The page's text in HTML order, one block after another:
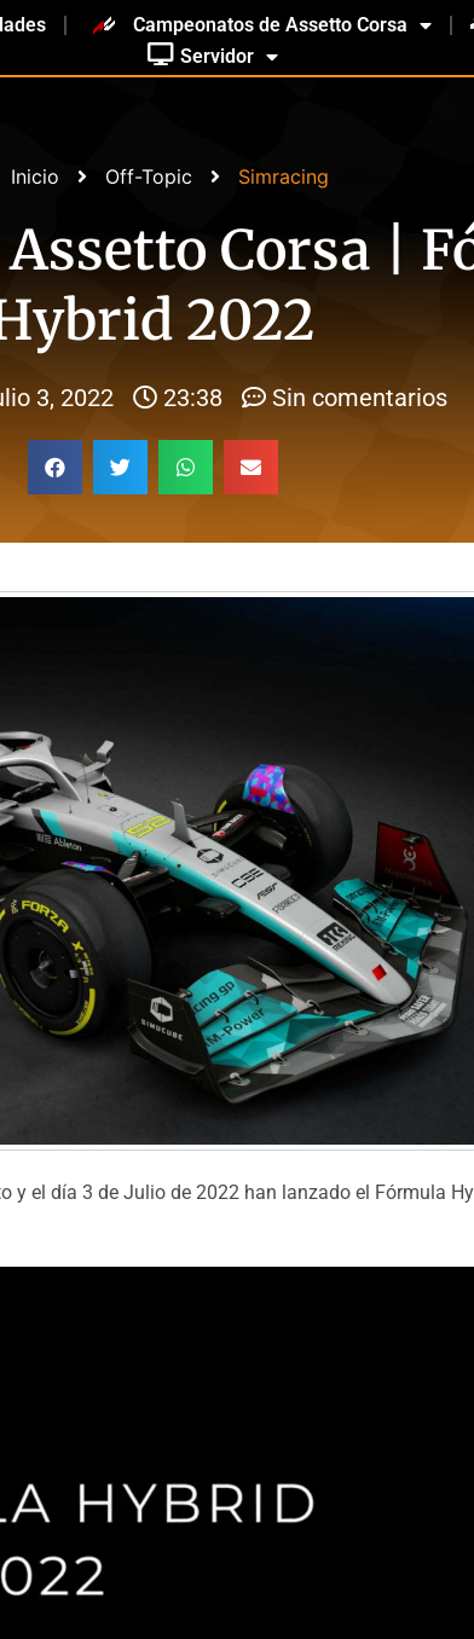
Campeonatos de Assetto Corsa
Servidor
Inicio Off-Topic Simracing
Assetto Corsa |
2022
3, 2022 23:38 Sin comentarios
y el día 3 de Julio de 2022 han lanzado el Fórmula